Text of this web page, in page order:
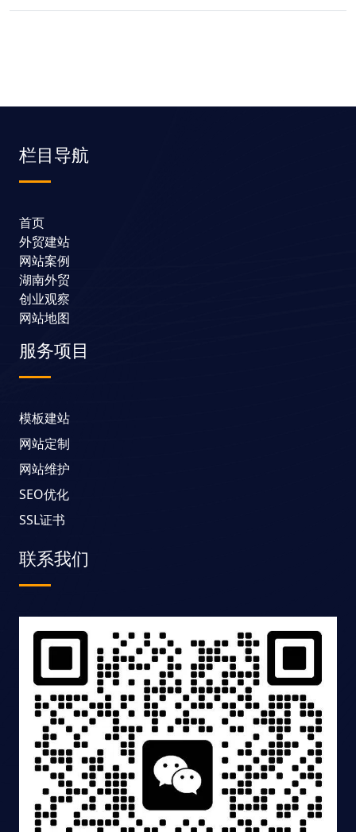
栏目导航
首页
外贸建站
网站案例
湖南外贸
创业观察
网站地图
服务项目
模板建站
网站定制
网站维护
SEO优化
SSL证书
联系我们